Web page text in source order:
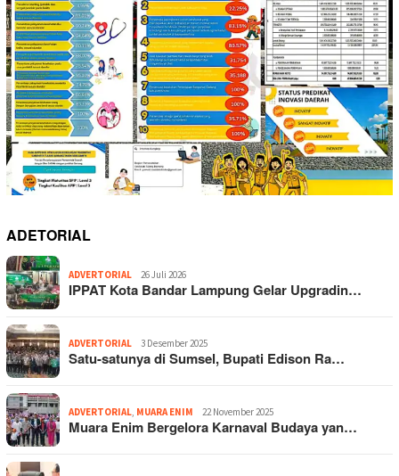
ADETORIAL
ADVERTORIAL 26 Juli 2026
IPPAT Kota Bandar Lampung Gelar Upgradin…
ADVERTORIAL 3 Desember 2025
Satu-satunya di Sumsel, Bupati Edison Ra…
ADVERTORIAL MUARA ENIM 22 November 2025
Muara Enim Bergelora Karnaval Budaya yan…